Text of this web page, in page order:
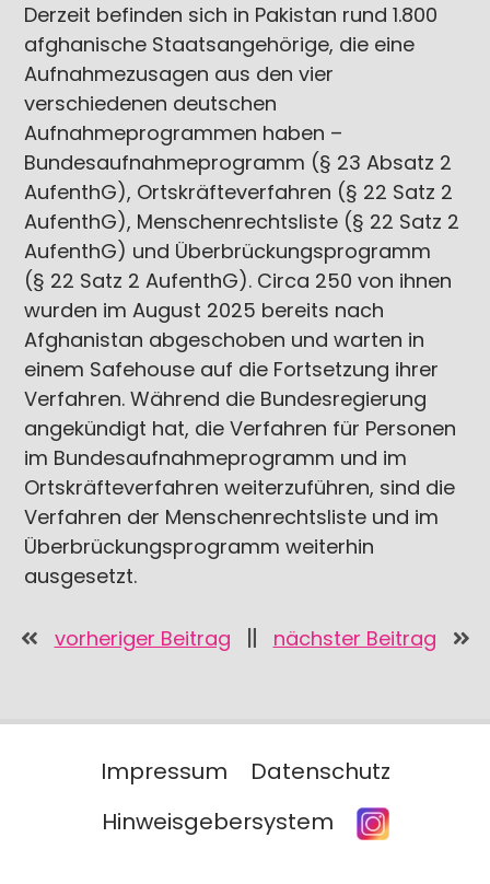
Derzeit befinden sich in Pakistan rund 1.800
afghanische Staatsangehörige, die eine
Aufnahmezusagen aus den vier
verschiedenen deutschen
Aufnahmeprogrammen haben –
Bundesaufnahmeprogramm (§ 23 Absatz 2
AufenthG), Ortskräfteverfahren (§ 22 Satz 2
AufenthG), Menschenrechtsliste (§ 22 Satz 2
AufenthG) und Überbrückungsprogramm
(§ 22 Satz 2 AufenthG). Circa 250 von ihnen
wurden im August 2025 bereits nach
Afghanistan abgeschoben und warten in
einem Safehouse auf die Fortsetzung ihrer
Verfahren. Während die Bundesregierung
angekündigt hat, die Verfahren für Personen
im Bundesaufnahmeprogramm und im
Ortskräfteverfahren weiterzuführen, sind die
Verfahren der Menschenrechtsliste und im
Überbrückungsprogramm weiterhin
ausgesetzt.
vorheriger Beitrag nächster Beitrag
Impressum
Datenschutz
Hinweisgebersystem